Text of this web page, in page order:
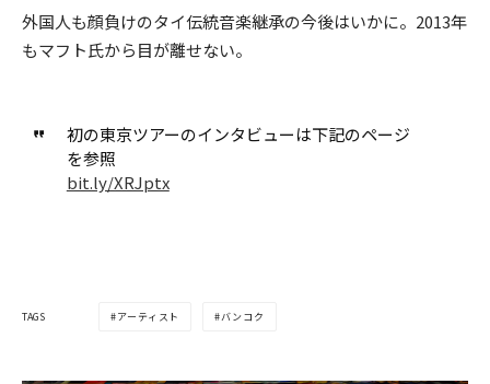
外国人も顔負けのタイ伝統音楽継承の今後はいかに。2013年
もマフト氏から目が離せない。
初の東京ツアーのインタビューは下記のページ
を参照
bit.ly/XRJptx
TAGS アーティスト バンコク